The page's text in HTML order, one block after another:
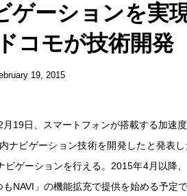
ゲーションを実
コモが技術開発
19, 2015
19日、スマートフォンが搭載する加速
ナビゲーション技術を開発したと発表
ゲーションを行える。2015年4月以降
NAVI」の機能拡充で提供を始める予定で